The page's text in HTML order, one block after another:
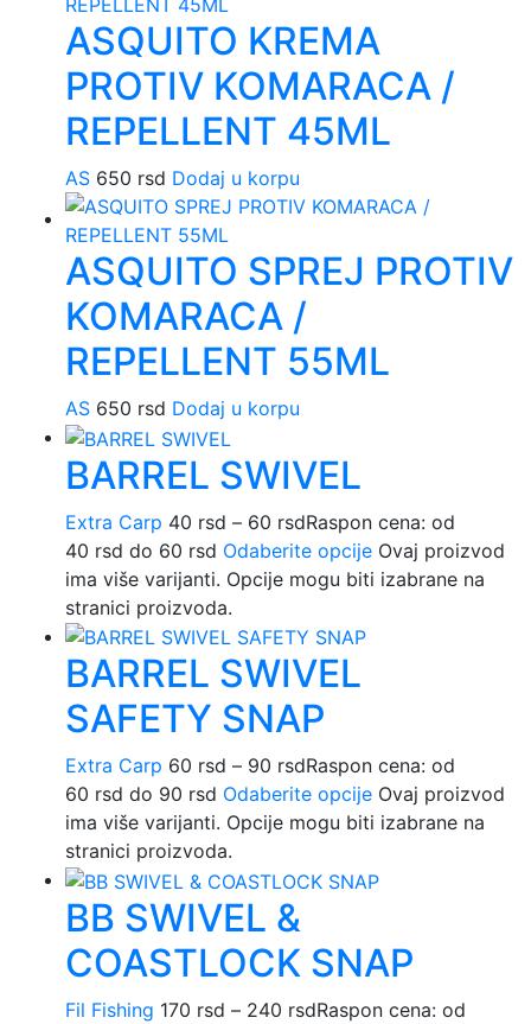
ASQUITO KREMA
PROTIV KOMARACA /
REPELLENT 45ML
AS 650 rsd Dodaj u korpu
ASQUITO SPREJ PROTIV
KOMARACA /
REPELLENT 55ML
AS 650 rsd Dodaj u korpu
BARREL SWIVEL
Extra Carp 40 rsd – 60 rsdRaspon cena: od
40 rsd do 60 rsd Odaberite opcije Ovaj proizvod
ima više varijanti. Opcije mogu biti izabrane na
stranici proizvoda.
BARREL SWIVEL
SAFETY SNAP
Extra Carp 60 rsd – 90 rsdRaspon cena: od
60 rsd do 90 rsd Odaberite opcije Ovaj proizvod
ima više varijanti. Opcije mogu biti izabrane na
stranici proizvoda.
BB SWIVEL &
COASTLOCK SNAP
Fil Fishing 170 rsd – 240 rsdRaspon cena: od